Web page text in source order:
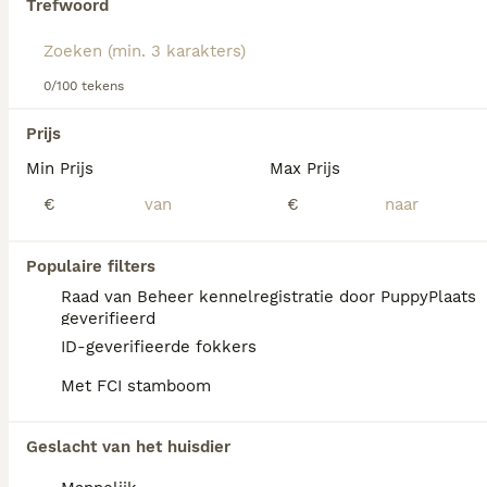
Trefwoord
0/100 tekens
Prijs
Min Prijs
€
Max Prijs
€
Populaire filters
Raad van Beheer kennelregistratie door PuppyPlaats
geverifieerd
ID-geverifieerde fokkers
Met FCI stamboom
Geslacht van het huisdier
We hebben 0 Oostenrijkse Pinscher Honden
Als je toekomstige resultaten wil zien voor deze
exacte zoekopdracht, sla dan je zoekopdracht op en
vind jouw perfecte hond:
Zoekopdracht bewaren
FAQ's
Wat kost een Oostenrijkse
Pinscher?
De aanschaf van een Oostenrijkse Pinscher